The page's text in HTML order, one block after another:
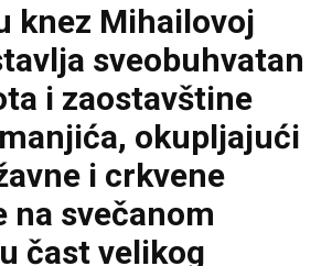
knez Mihailovoj
sveobuhvatan
i zaostavštine
okupljajući
i crkvene
na svečanom
čast velikog